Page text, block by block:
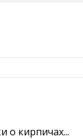
о кирпичах...